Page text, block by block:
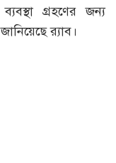
গ্রহণের জন্য
র‌্যাব।